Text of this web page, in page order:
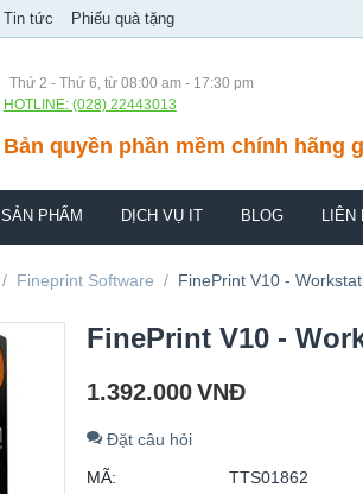
Tin tức Phiếu quà tặng
Thứ 2 - Thứ 6, từ 08:00 am - 17:30 pm
HOTLINE: (028) 22443013
Bản quyền phần mềm chính hãng
SẢN PHẨM DỊCH VỤ IT BLOG LIÊN
/ Fineprint Software / FinePrint V10 -
FinePrint V10 -
1.392.000VNĐ
Đặt câu hỏi
MÃ:
TTS01862